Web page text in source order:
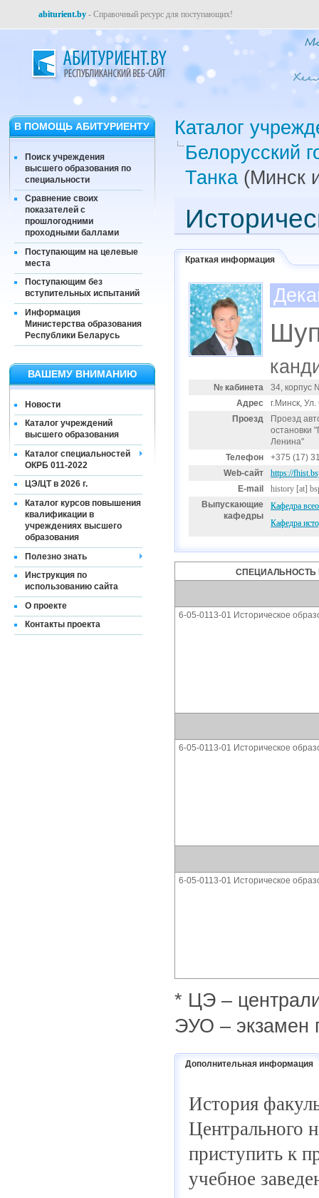
abiturient.by - Справочный ресурс для поступающих!
В ПОМОЩЬ АБИТУРИЕНТУ
Поиск учреждения
высшего образования по
специальности
Сравнение своих
показателей с
прошлогодними
проходными баллами
Поступающим на целевые
места
Поступающим без
вступительных испытаний
Информация
Министерства образования
Республики Беларусь
ВАШЕМУ ВНИМАНИЮ
Новости
Каталог учреждений
высшего образования
Каталог специальностей
ОКРБ 011-2022
ЦЭ/ЦТ в 2026 г.
Каталог курсов повышения
квалификации в
учреждениях высшего
образования
Полезно знать
Инструкция по
использованию сайта
О проекте
Контакты проекта
Каталог
Белорусский
Танка (Минск
Краткая информация
№ кабинета
34, корпус
Адрес
г.Минск,
Проезд
Проезд
остановки
Ленина"
Телефон
+375 (17)
Web-сайт
https://
E-mail
history [at]
Выпускающие
кафедры
Кафедра
Кафедра
СПЕЦИАЛЬНОСТЬ
6-05-0113-01 Историческое
6-05-0113-01 Историческое
6-05-0113-01 Историческое
* ЦЭ –
ЭУО – экзамен
Дополнительная информация
История
Центрального
приступить к
учебное